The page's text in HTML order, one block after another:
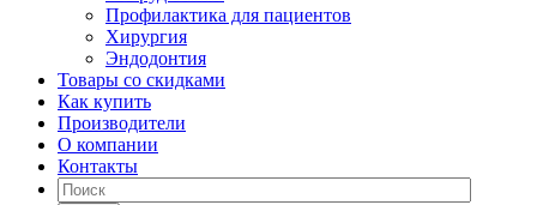
Профилактика для пациентов
Хирургия
Эндодонтия
Товары со скидками
Как купить
Производители
О компании
Контакты